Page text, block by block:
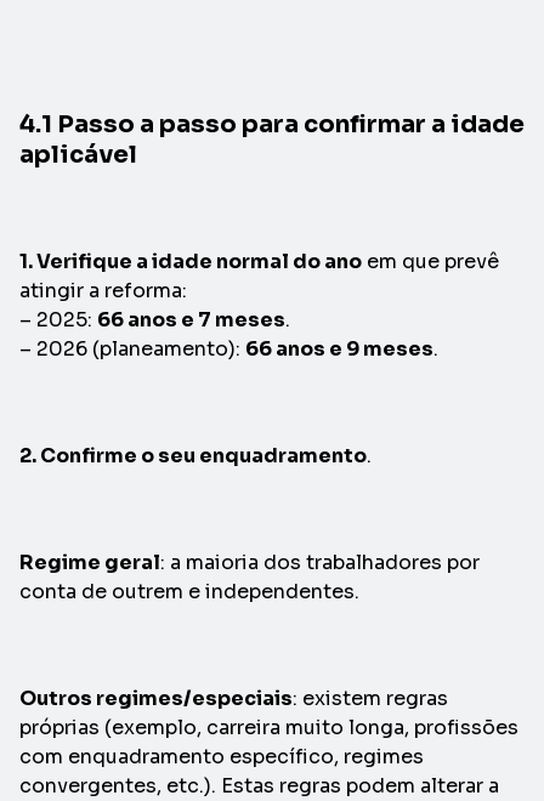
4.1 Passo a passo para confirmar a idade
aplicável
1. Verifique a idade normal do ano em que prevê
atingir a reforma:
– 2025: 66 anos e 7 meses.
– 2026 (planeamento): 66 anos e 9 meses.
2. Confirme o seu enquadramento.
Regime geral: a maioria dos trabalhadores por
conta de outrem e independentes.
Outros regimes/especiais: existem regras
próprias (exemplo, carreira muito longa, profissões
com enquadramento específico, regimes
convergentes, etc.). Estas regras podem alterar a